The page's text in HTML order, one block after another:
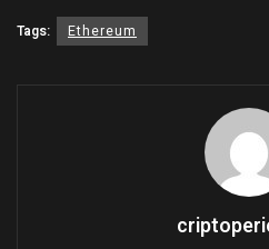
Tags: Ethereum